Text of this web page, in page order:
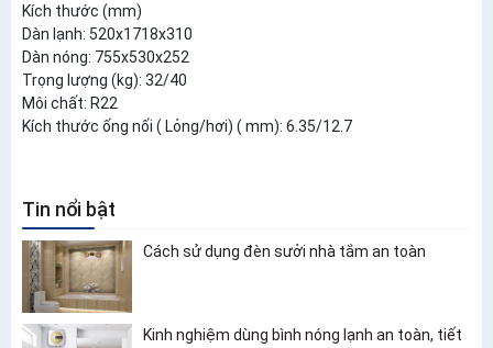
Kích thước (mm)
Dàn lạnh: 520x1718x310
Dàn nóng: 755x530x252
Trọng lượng (kg): 32/40
Môi chất: R22
Kích thước ống nối ( Lỏng/hơi) ( mm): 6.35/12.7
Tin nổi bật
Cách sử dụng đèn sưởi nhà tắm an toàn
Kinh nghiệm dùng bình nóng lạnh an toàn, tiết